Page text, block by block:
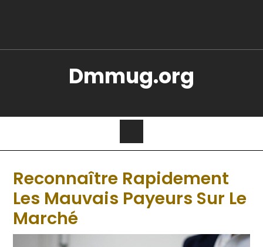
Dmmug.org
Reconnaître Rapidement
Les Mauvais Payeurs Sur Le
Marché